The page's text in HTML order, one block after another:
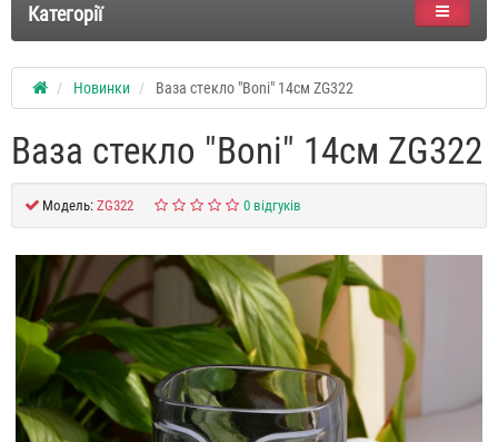
Категорії
Новинки Ваза стекло "Boni" 14см ZG322
Ваза стекло "Boni" 14см ZG322
Модель: ZG322 0 відгуків